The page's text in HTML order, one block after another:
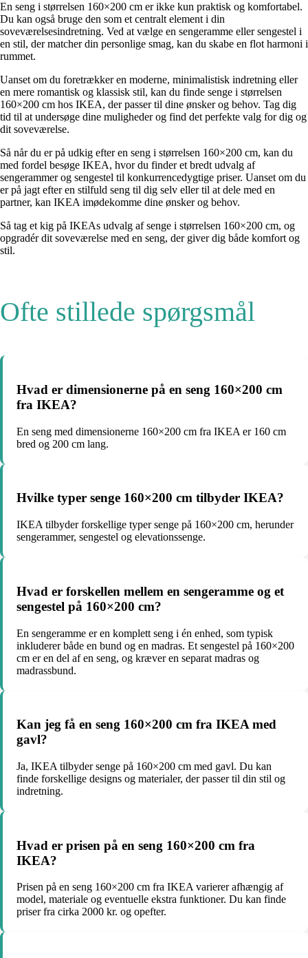
En seng i størrelsen 160×200 cm er ikke kun praktisk og komfortabel.
Du kan også bruge den som et centralt element i din
soveværelsesindretning. Ved at vælge en sengeramme eller sengestel i
en stil, der matcher din personlige smag, kan du skabe en flot harmoni i
rummet.
Uanset om du foretrækker en moderne, minimalistisk indretning eller
en mere romantisk og klassisk stil, kan du finde senge i størrelsen
160×200 cm hos IKEA, der passer til dine ønsker og behov. Tag dig
tid til at undersøge dine muligheder og find det perfekte valg for dig og
dit soveværelse.
Så når du er på udkig efter en seng i størrelsen 160×200 cm, kan du
med fordel besøge IKEA, hvor du finder et bredt udvalg af
sengerammer og sengestel til konkurrencedygtige priser. Uanset om du
er på jagt efter en stilfuld seng til dig selv eller til at dele med en
partner, kan IKEA imødekomme dine ønsker og behov.
Så tag et kig på IKEAs udvalg af senge i størrelsen 160×200 cm, og
opgradér dit soveværelse med en seng, der giver dig både komfort og
stil.
Ofte stillede spørgsmål
Hvad er dimensionerne på en seng 160×200 cm
fra IKEA?
En seng med dimensionerne 160×200 cm fra IKEA er 160 cm
bred og 200 cm lang.
Hvilke typer senge 160×200 cm tilbyder IKEA?
IKEA tilbyder forskellige typer senge på 160×200 cm, herunder
sengerammer, sengestel og elevationssenge.
Hvad er forskellen mellem en sengeramme og et
sengestel på 160×200 cm?
En sengeramme er en komplett seng i én enhed, som typisk
inkluderer både en bund og en madras. Et sengestel på 160×200
cm er en del af en seng, og kræver en separat madras og
madrassbund.
Kan jeg få en seng 160×200 cm fra IKEA med
gavl?
Ja, IKEA tilbyder senge på 160×200 cm med gavl. Du kan
finde forskellige designs og materialer, der passer til din stil og
indretning.
Hvad er prisen på en seng 160×200 cm fra
IKEA?
Prisen på en seng 160×200 cm fra IKEA varierer afhængig af
model, materiale og eventuelle ekstra funktioner. Du kan finde
priser fra cirka 2000 kr. og opefter.